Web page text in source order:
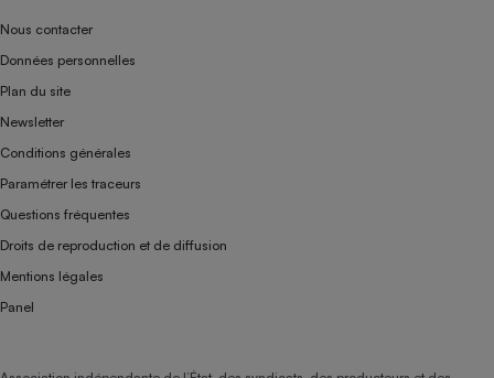
Nous contacter
Données personnelles
Plan du site
Newsletter
Conditions générales
Paramétrer les traceurs
Questions fréquentes
Droits de reproduction et de diffusion
Mentions légales
Panel